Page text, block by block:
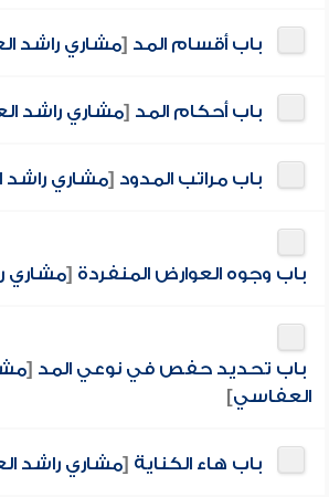
باب أقسام المد [مشاري راشد
باب أحكام المد [مشاري راشد
باب مراتب المدود [مشاري
باب وجوه العوارض المنفردة [مشاري
باب تحديد حفص في نوعي المد [
العفاسي]
باب هاء الكناية [مشاري راشد